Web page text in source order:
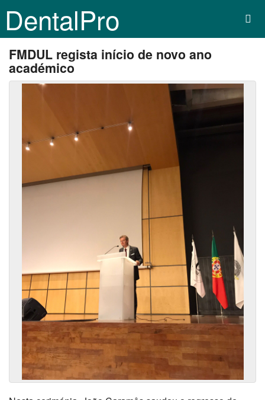
DentalPro
FMDUL regista início de novo ano
académico